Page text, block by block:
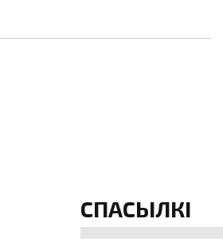
СПАСЫЛКІ